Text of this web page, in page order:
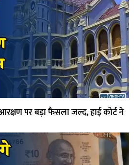
पर बड़ा फैसला जल्द, हाई कोर्ट ने